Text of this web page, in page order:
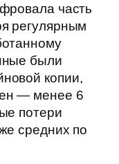
часть
регулярным
были
копии,
— менее 6
потери
средних по